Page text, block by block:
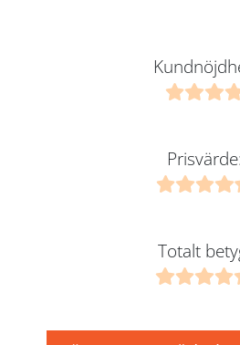
Prisvärde:
Totalt